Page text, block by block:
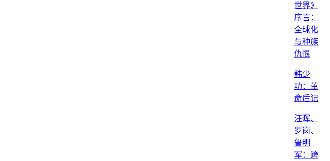
世界》
序言：
全球化
与种族
仇恨
韩少
功：革
命后记
汪晖、
罗岗、
鲁明
军：跨